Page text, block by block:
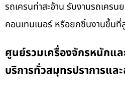
รถเครนท่าสะอ้าน รับงานรถเคร
คอนเทนเนอร์ หรือยกชิ้นงานขึ้น
ศูนย์รวมเครื่องจักรหนักแล
บริการทั่วสมุทรปราการและ